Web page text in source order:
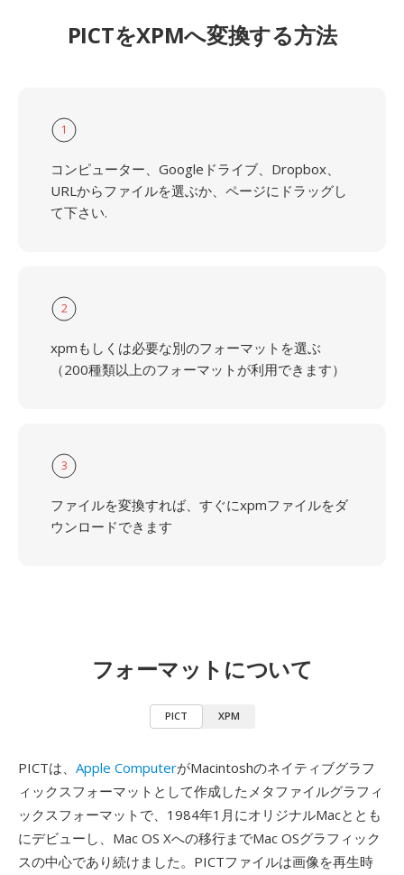
PICTをXPMへ変換する方法
1
コンピューター、Googleドライブ、Dropbox、
URLからファイルを選ぶか、ページにドラッグし
て下さい.
2
xpmもしくは必要な別のフォーマットを選ぶ
（200種類以上のフォーマットが利用できます）
3
ファイルを変換すれば、すぐにxpmファイルをダ
ウンロードできます
フォーマットについて
PICT XPM
PICTは、 Apple ComputerがMacintoshのネイティブグラフ
ィックスフォーマットとして作成したメタファイルグラフィ
ックスフォーマットで、1984年1月にオリジナルMacととも
にデビューし、Mac OS Xへの移行までMac OSグラフィック
スの中心であり続けました。PICTファイルは画像を再生時